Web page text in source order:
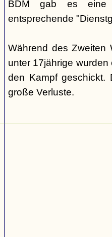
BDM gab es eine
entsprechende
Während des Zweiten
unter 17jährige
den Kampf geschickt.
große Verluste.